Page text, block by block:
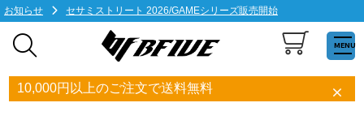
お知らせ セサミストリート 2026/GAMEシリーズ販売開始
MENU
10,000円以上のご注文で送料無料